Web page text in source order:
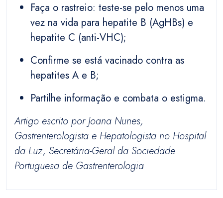
Faça o rastreio: teste-se pelo menos uma
vez na vida para hepatite B (AgHBs) e
hepatite C (anti-VHC);
Confirme se está vacinado contra as
hepatites A e B;
Partilhe informação e combata o estigma.
Artigo escrito por Joana Nunes,
Gastrenterologista e Hepatologista no Hospital
da Luz, Secretária-Geral da Sociedade
Portuguesa de Gastrenterologia